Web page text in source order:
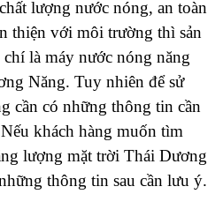
lượng nước nóng, an toàn
thiện với môi trường thì sản
là máy nước nóng năng
Năng. Tuy nhiên để sử
cần có những thông tin cần
khách hàng muốn tìm
lượng mặt trời Thái Dương
thông tin sau cần lưu ý.